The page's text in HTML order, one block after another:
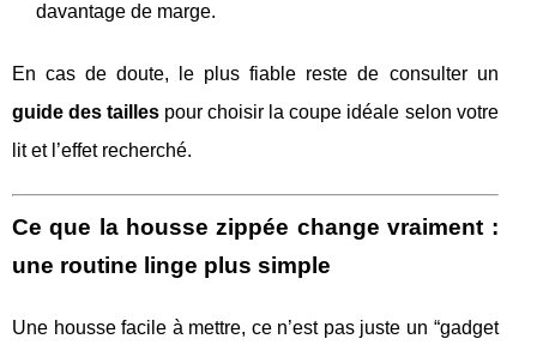
davantage de marge.
En cas de doute, le plus fiable reste de consulter un
guide des tailles pour choisir la coupe idéale selon votre
lit et l’effet recherché.
Ce que la housse zippée change vraiment :
une routine linge plus simple
Une housse facile à mettre, ce n’est pas juste un “gadget